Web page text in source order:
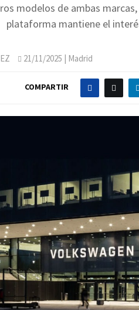
modelos de ambas
plataforma mantiene el
21/11/2025 | Madrid
COMPARTIR